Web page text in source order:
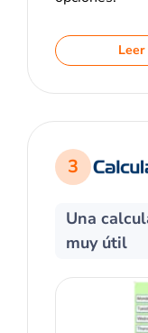
3
Una
muy útil